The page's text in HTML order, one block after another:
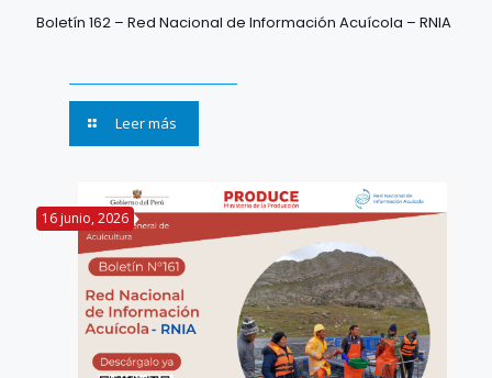
Boletín 162 – Red Nacional de Información Acuícola – RNIA
Leer más
16 junio, 2026